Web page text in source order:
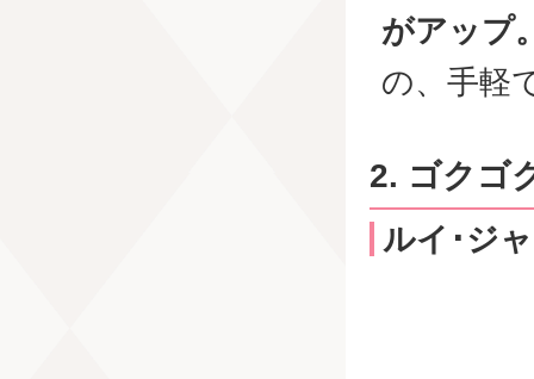
がアップ
の、手軽
2. ゴクゴ
ルイ･ジ